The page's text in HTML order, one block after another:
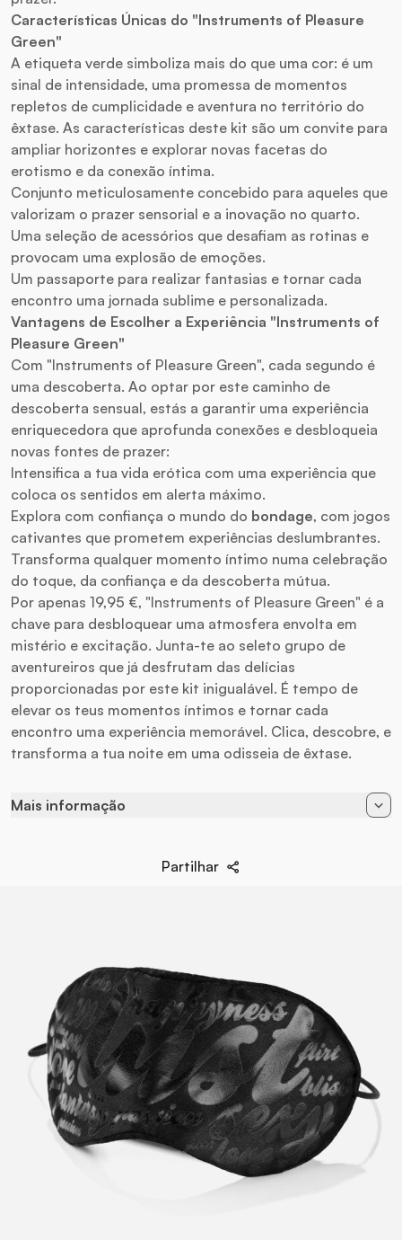
Características Únicas do "Instruments of Pleasure
Green"
A etiqueta verde simboliza mais do que uma cor: é um
sinal de intensidade, uma promessa de momentos
repletos de cumplicidade e aventura no território do
êxtase. As características deste kit são um convite para
ampliar horizontes e explorar novas facetas do
erotismo e da conexão íntima.
Conjunto meticulosamente concebido para aqueles que
valorizam o prazer sensorial e a inovação no quarto.
Uma seleção de acessórios que desafiam as rotinas e
provocam uma explosão de emoções.
Um passaporte para realizar fantasias e tornar cada
encontro uma jornada sublime e personalizada.
Vantagens de Escolher a Experiência "Instruments of
Pleasure Green"
Com "Instruments of Pleasure Green", cada segundo é
uma descoberta. Ao optar por este caminho de
descoberta sensual, estás a garantir uma experiência
enriquecedora que aprofunda conexões e desbloqueia
novas fontes de prazer:
Intensifica a tua vida erótica com uma experiência que
coloca os sentidos em alerta máximo.
Explora com confiança o mundo do bondage, com jogos
cativantes que prometem experiências deslumbrantes.
Transforma qualquer momento íntimo numa celebração
do toque, da confiança e da descoberta mútua.
Por apenas 19,95 €, "Instruments of Pleasure Green" é a
chave para desbloquear uma atmosfera envolta em
mistério e excitação. Junta-te ao seleto grupo de
aventureiros que já desfrutam das delícias
proporcionadas por este kit inigualável. É tempo de
elevar os teus momentos íntimos e tornar cada
encontro uma experiência memorável. Clica, descobre, e
transforma a tua noite em uma odisseia de êxtase.
Mais informação
Máscara de Satén
Partilhar